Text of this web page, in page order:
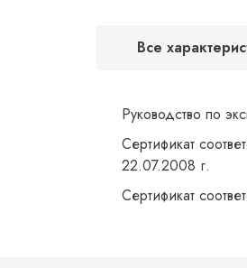
Все
Руководство по
Сертификат
22.07.2008 г.
Сертификат